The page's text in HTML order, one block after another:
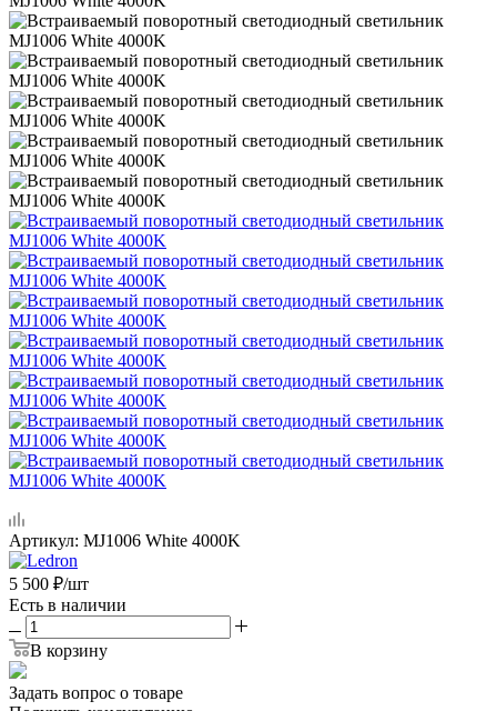
Артикул: MJ1006 White 4000K
5 500 ₽/шт
Есть в наличии
В корзину
Задать вопрос о товаре